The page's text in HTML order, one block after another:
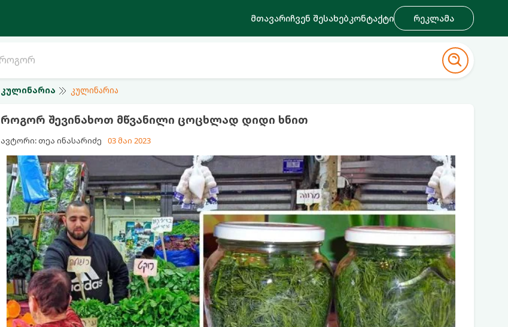
მთავარიჩვენ შესახებკონტაქტი რეკლამა
კულინარია კულინარია
როგორ შევინახოთ მწვანილი ცოცხლად დიდი ხნით
ავტორი: თეა ინასარიძე 03 მაი 2023